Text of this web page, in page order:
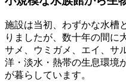
施設は当初、わずかな水槽
りましたが、数十年の間に
サメ、ウミガメ、エイ、サ
洋・淡水・熱帯の生息環境
が暮らしています。